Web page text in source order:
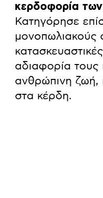
κερδοφορία
Κατηγόρησε
μονοπωλιακούς
αδιαφορία τους
ανθρώπινη ζωή,
στα κέρδη.